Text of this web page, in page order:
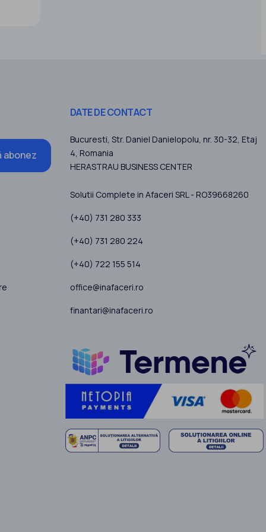
abonez
DATE DE CONTACT
Bucuresti, Str. Daniel Danielopolu, nr. 30-32, Etaj
4, Romania
HERASTRAU BUSINESS CENTER
Solutii Complete in Afaceri SRL - RO39668260
(+40) 731 280 333
(+40) 731 280 224
(+40) 722 155 514
office@inafaceri.ro
finantari@inafaceri.ro